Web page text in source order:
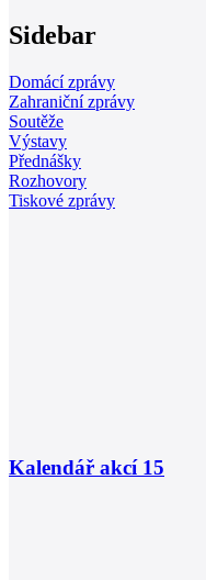
Sidebar
Domácí zprávy
Zahraniční zprávy
Soutěže
Výstavy
Přednášky
Rozhovory
Tiskové zprávy
Kalendář akcí 15